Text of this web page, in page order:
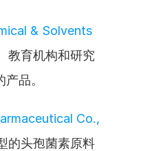
& Solvents
教育机构和研究
品。
Co.,
的头孢菌素原料